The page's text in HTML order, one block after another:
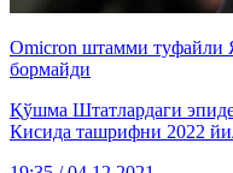
Omiсron штамми
бормайди
Қўшма Штатлардаги
Кисида ташрифни 2022